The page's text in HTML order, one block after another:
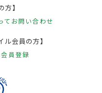
方】
て お問い合わせ
ル会員の方】
会員登録